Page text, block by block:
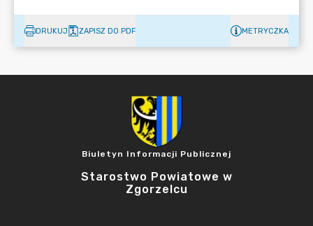
DRUKUJ ZAPISZ DO PDF METRYCZKA
Biuletyn Informacji Publicznej
Starostwo Powiatowe w
Zgorzelcu